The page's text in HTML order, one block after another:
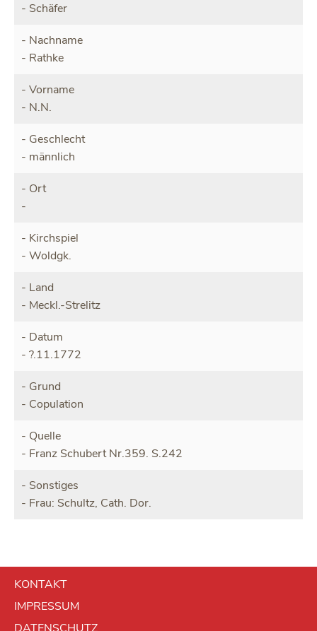
Schäfer
Nachname
Rathke
Vorname
N.N.
Geschlecht
männlich
Ort
Kirchspiel
Woldgk.
Land
Meckl.-Strelitz
Datum
?.11.1772
Grund
Copulation
Quelle
Franz Schubert Nr.359. S.242
Sonstiges
Frau: Schultz, Cath. Dor.
NAVIGATION
ÜBERSPRINGEN
KONTAKT
IMPRESSUM